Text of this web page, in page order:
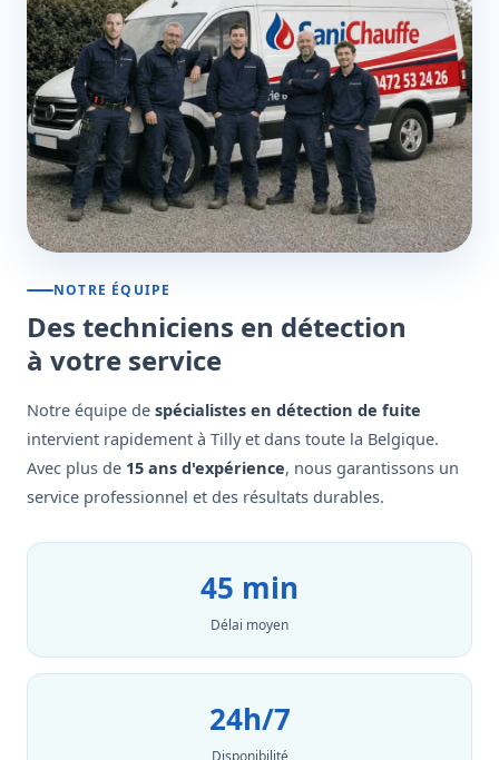
NOTRE ÉQUIPE
Des techniciens en détection
à votre service
Notre équipe de spécialistes en détection de fuite
intervient rapidement à Tilly et dans toute la Belgique.
Avec plus de 15 ans d'expérience, nous garantissons un
service professionnel et des résultats durables.
45 min
Délai moyen
24h/7
Disponibilité